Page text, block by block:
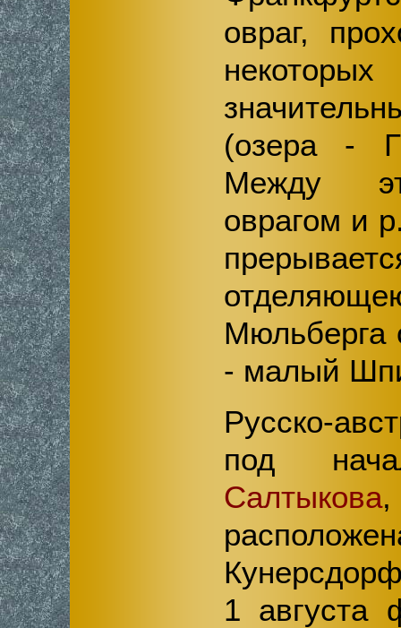
овраг,
(озера -
Между
оврагом и
Мюльберга
- малый
Русско-
под
Салтыкова
1 августа